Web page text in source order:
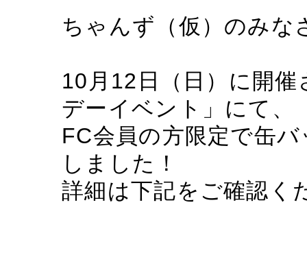
ちゃんず（仮）のみな
10月12日（日）に開
デーイベント」にて、
FC会員の方限定で缶
しました！
詳細は下記をご確認く